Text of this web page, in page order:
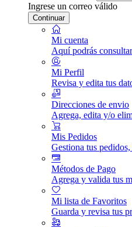
Ingrese un correo válido
Continuar
Mi cuenta
Aquí podrás
Mi Perfil
Revisa y edita tus
Direcciones de envio
Agrega, edita y/o
Mis Pedidos
Gestiona tus
Métodos de Pago
Agrega y valida tus
Mi lista de Favoritos
Guarda y revisa tus